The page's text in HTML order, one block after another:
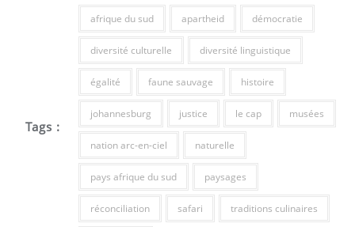
Tags :
afrique du sud apartheid démocratie
diversité culturelle diversité linguistique
égalité faune sauvage histoire
johannesburg justice le cap musées
nation arc-en-ciel naturelle
pays afrique du sud paysages
réconciliation safari traditions culinaires